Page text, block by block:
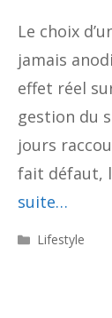
Le choix
jamais
effet réel
gestion du
jours
fait défaut,
suite…
Catégories
Lifestyle